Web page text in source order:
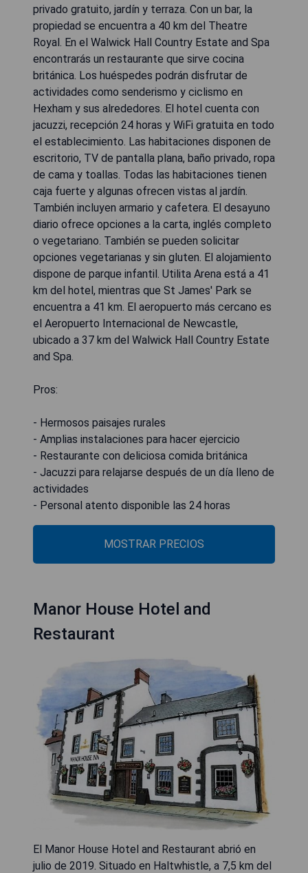
privado gratuito, jardín y terraza. Con un bar, la
propiedad se encuentra a 40 km del Theatre
Royal. En el Walwick Hall Country Estate and Spa
encontrarás un restaurante que sirve cocina
británica. Los huéspedes podrán disfrutar de
actividades como senderismo y ciclismo en
Hexham y sus alrededores. El hotel cuenta con
jacuzzi, recepción 24 horas y WiFi gratuita en todo
el establecimiento. Las habitaciones disponen de
escritorio, TV de pantalla plana, baño privado, ropa
de cama y toallas. Todas las habitaciones tienen
caja fuerte y algunas ofrecen vistas al jardín.
También incluyen armario y cafetera. El desayuno
diario ofrece opciones a la carta, inglés completo
o vegetariano. También se pueden solicitar
opciones vegetarianas y sin gluten. El alojamiento
dispone de parque infantil. Utilita Arena está a 41
km del hotel, mientras que St James' Park se
encuentra a 41 km. El aeropuerto más cercano es
el Aeropuerto Internacional de Newcastle,
ubicado a 37 km del Walwick Hall Country Estate
and Spa.
Pros:
- Hermosos paisajes rurales
- Amplias instalaciones para hacer ejercicio
- Restaurante con deliciosa comida británica
- Jacuzzi para relajarse después de un día lleno de
actividades
- Personal atento disponible las 24 horas
MOSTRAR PRECIOS
Manor House Hotel and
Restaurant
El Manor House Hotel and Restaurant abrió en
julio de 2019. Situado en Haltwhistle, a 7,5 km del